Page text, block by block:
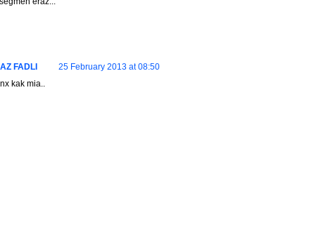
FADLI
25 February 2013 at 08:50
kak mia..